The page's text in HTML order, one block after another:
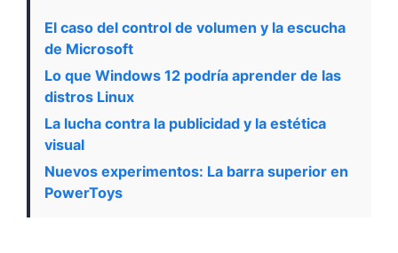
El caso del control de volumen y la escucha
de Microsoft
Lo que Windows 12 podría aprender de las
distros Linux
La lucha contra la publicidad y la estética
visual
Nuevos experimentos: La barra superior en
PowerToys